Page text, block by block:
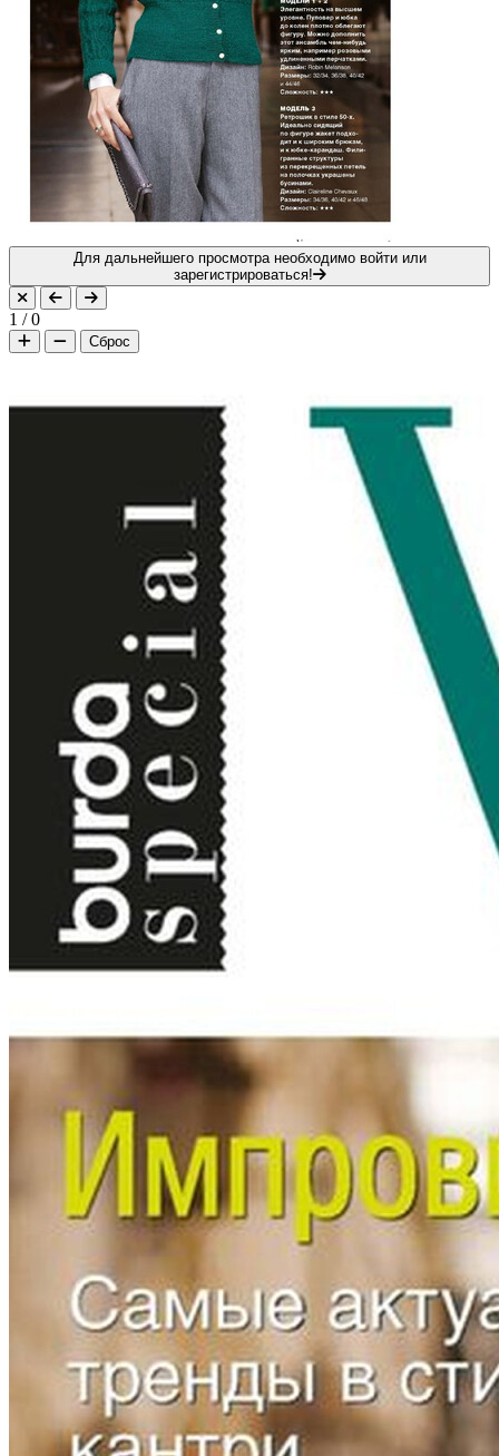
Для дальнейшего просмотра необходимо войти или
зарегистрироваться!
1 /0
Сброс